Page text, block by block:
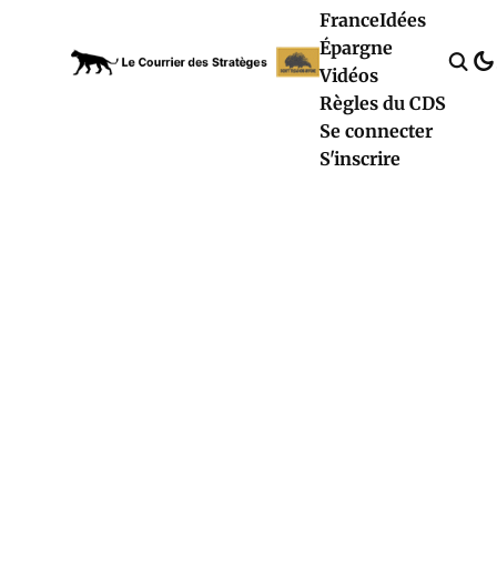
FranceIdées
Épargne
Vidéos
Règles du CDS
Se connecter
S'inscrire